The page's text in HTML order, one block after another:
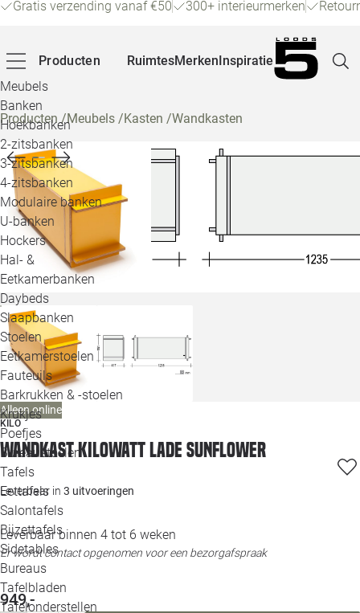
Gratis verzending vanaf €50 300+ interieurmerken
Producten
Meubels
Banken
Hoekbanken
2-zitsbanken
3-zitsbanken
4-zitsbanken
Modulaire banken
U-banken
Hockers
Hal- &
Eetkamerbanken
Daybeds
Slaapbanken
Stoelen
Eetkamerstoelen
Fauteuils
Barkrukken & -stoelen
Krukjes
Poefjes
Bureaustoelen
Tafels
Eettafels
Salontafels
Bijzettafels
Sidetables
Bureaus
Tafelbladen
Tafelonderstellen
RuimtesMerkenInspiratie
Producten/Meubels /Kasten /Wandkasten
Alleen online
KILO
Wandkast KiloWatt Lade Sunflower
Leverbaar in 3 uitvoeringen
Leverbaar binnen 4 tot 6 weken
Er wordt contact opgenomen voor een bezorgafspraak
949,-